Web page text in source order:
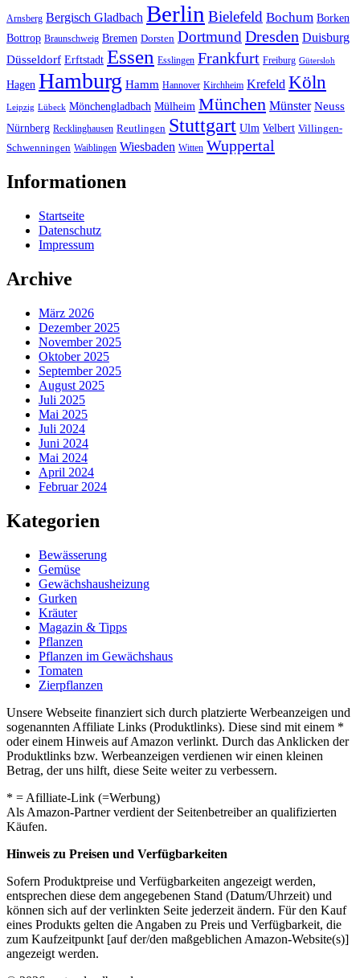
Arnsberg Bergisch Gladbach Berlin Bielefeld Bochum Borken
Bottrop Braunschweig Bremen Dorsten DortmundDresden Duisburg
Düsseldorf Erftstadt Essen Esslingen Frankfurt Freiburg Gütersloh
Hagen Hamburg Hamm Hannover Kirchheim Krefeld Köln
Leipzig Lübeck Mönchengladbach Mülheim München Münster Neuss
Nürnberg Recklinghausen Reutlingen Stuttgart Ulm Velbert Villingen-
Schwenningen Waiblingen Wiesbaden Witten Wuppertal
Informationen
Startseite
Datenschutz
Impressum
Archive
März 2026
Dezember 2025
November 2025
Oktober 2025
September 2025
August 2025
Juli 2025
Mai 2025
Juli 2024
Juni 2024
Mai 2024
April 2024
Februar 2024
Kategorien
Bewässerung
Gemüse
Gewächshausheizung
Gurken
Kräuter
Magazin & Tipps
Pflanzen
Pflanzen im Gewächshaus
Tomaten
Zierpflanzen
Unsere Webseite finanziert sich durch platzierte Werbeanzeigen und
sogenannten Affiliate Links (Produktlinks). Diese sind mit einem *
oder einem Hinweis auf Amazon verlinkt. Durch das Anklicken der
Produktlinks bzw. Werbeanzeigen verdienen wir einen kleinen
Betrag, der uns hilft, diese Seite weiter zu verbessern.
* = Afilliate-Link (=Werbung)
Als Amazon-Partner verdient der Seitenbetreiber an qualifizierten
Käufen.
Hinweis zu Preisen und Verfügbarkeiten
Sofern Produktpreise und Verfügbarkeiten angezeigt werden,
entsprechen diese dem angegebenen Stand (Datum/Uhrzeit) und
können sich auf der verlinkten Seite jederzeit ändern. Für den Kauf
eines Produkts gelten die Angaben zu Preis und Verfügbarkeit, die
zum Kaufzeitpunkt [auf der/den maßgeblichen Amazon-Website(s)]
angezeigt werden.